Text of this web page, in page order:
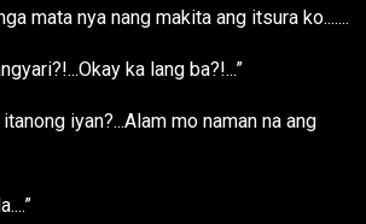
mata nya nang makita ang itsura ko.......
ka lang ba?!...”
iyan?...Alam mo naman na ang